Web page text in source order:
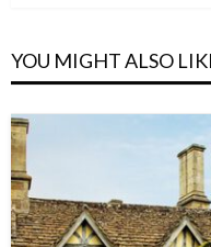
YOU MIGHT ALSO